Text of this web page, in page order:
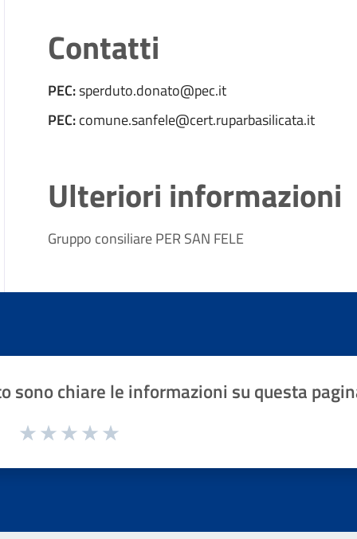
Contatti
PEC:sperduto.donato@pec.it
PEC:comune.sanfele@cert.ruparbasilicata.it
Ulteriori informazioni
Gruppo consiliare PER SAN FELE
sono chiare le informazioni su questa
1 a 5 stelle la pagina